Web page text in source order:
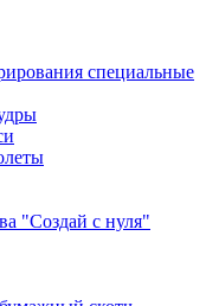
специальные
"Создай с нуля"